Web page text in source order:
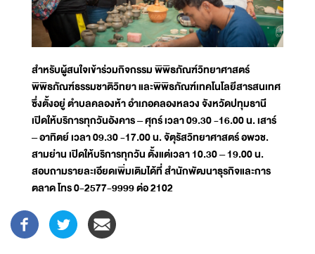
สำหรับผู้สนใจเข้าร่วมกิจกรรม พิพิธภัณฑ์วิทยาศาสตร์
พิพิธภัณฑ์ธรรมชาติวิทยา และพิพิธภัณฑ์เทคโนโลยีสารสนเทศ
ซึ่งตั้งอยู่ ตำบลคลองห้า อำเภอคลองหลวง จังหวัดปทุมธานี
เปิดให้บริการทุกวันอังคาร – ศุกร์ เวลา 09.30 -16.00 น. เสาร์
– อาทิตย์ เวลา 09.30 -17.00 น. จัตุรัสวิทยาศาสตร์ อพวช.
สามย่าน เปิดให้บริการทุกวัน ตั้งแต่เวลา 10.30 – 19.00 น.
สอบถามรายละเอียดเพิ่มเติมได้ที่ สำนักพัฒนาธุรกิจและการ
ตลาด โทร 0-2577-9999 ต่อ 2102